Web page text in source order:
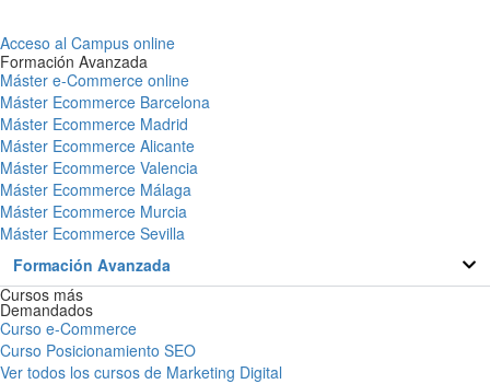
Acceso al Campus online
Formación Avanzada
Máster e-Commerce online
Máster Ecommerce Barcelona
Máster Ecommerce Madrid
Máster Ecommerce Alicante
Máster Ecommerce Valencia
Máster Ecommerce Málaga
Máster Ecommerce Murcia
Máster Ecommerce Sevilla
Formación Avanzada
Cursos más
Demandados
Curso e-Commerce
Curso Posicionamiento SEO
Ver todos los cursos de Marketing Digital